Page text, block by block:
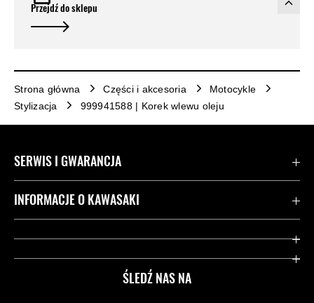
Przejdź do sklepu
Strona główna Części i akcesoria
Motocykle
Stylizacja
999941588 | Korek wlewu oleju
ŚLEDŹ NAS NA
SERWIS I GWARANCJA
Kontakt
Przydatne strony
INFORMACJE O KAWASAKI
Dziedzictwo Kawasaki